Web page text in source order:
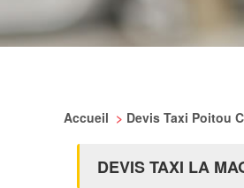
Accueil > Devis Taxi Poitou
DEVIS TAXI LA